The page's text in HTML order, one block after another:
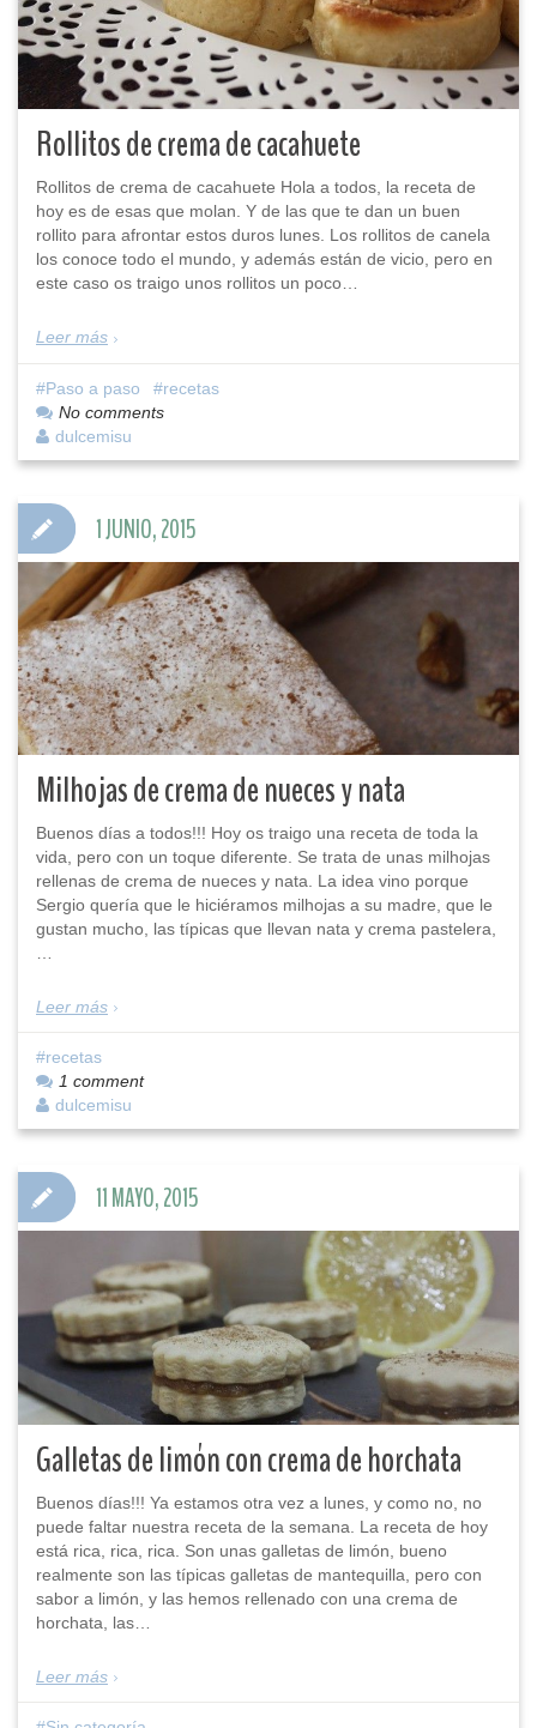
Rollitos de crema de cacahuete
Rollitos de crema de cacahuete Hola a todos, la receta de
hoy es de esas que molan. Y de las que te dan un buen
rollito para afrontar estos duros lunes. Los rollitos de canela
los conoce todo el mundo, y además están de vicio, pero en
este caso os traigo unos rollitos un poco…
Leer más
Paso a paso
recetas
No comments
dulcemisu
Milhojas de crema de nueces y nata
Buenos días a todos!!! Hoy os traigo una receta de toda la
vida, pero con un toque diferente. Se trata de unas milhojas
rellenas de crema de nueces y nata. La idea vino porque
Sergio quería que le hiciéramos milhojas a su madre, que le
gustan mucho, las típicas que llevan nata y crema pastelera,
Leer más
1 JUNIO, 2015
recetas
1 comment
dulcemisu
Galletas de limón con crema de horchata
Buenos días!!! Ya estamos otra vez a lunes, y como no, no
puede faltar nuestra receta de la semana. La receta de hoy
está rica, rica, rica. Son unas galletas de limón, bueno
realmente son las típicas galletas de mantequilla, pero con
sabor a limón, y las hemos rellenado con una crema de
horchata, las…
Leer más
11 MAYO, 2015